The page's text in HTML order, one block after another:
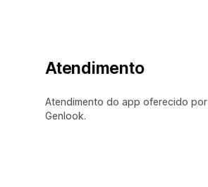
Atendimento
Atendimento do app oferecido por
Genlook.